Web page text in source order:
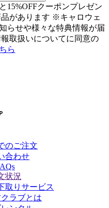
15%OFFクーポンプレゼン
があります ※キャロウェ
らせや様々な特典情報が届
取扱いについてに同意の
ら
のご注文
合わせ
状況
取りサービス
ラブとは